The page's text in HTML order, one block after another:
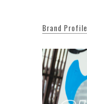
Brand Profile